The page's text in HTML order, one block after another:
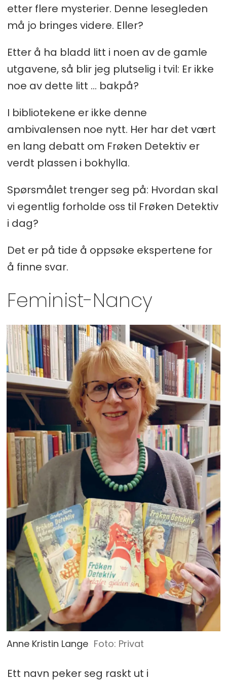
etter flere mysterier. Denne lesegleden
må jo bringes videre. Eller?
Etter å ha bladd litt i noen av de gamle
utgavene, så blir jeg plutselig i tvil: Er ikke
noe av dette litt ... bakpå?
I bibliotekene er ikke denne
ambivalensen noe nytt. Her har det vært
en lang debatt om Frøken Detektiv er
verdt plassen i bokhylla.
Spørsmålet trenger seg på: Hvordan skal
vi egentlig forholde oss til Frøken Detektiv
i dag?
Det er på tide å oppsøke ekspertene for
å finne svar.
Feminist-Nancy
Anne Kristin Lange Privat
Ett navn peker seg raskt ut i